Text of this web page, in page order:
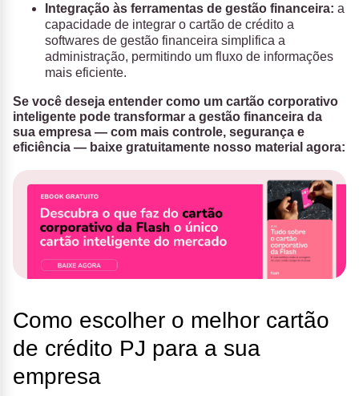
Integração às ferramentas de gestão financeira: a
capacidade de integrar o cartão de crédito a
softwares de gestão financeira simplifica a
administração, permitindo um fluxo de informações
mais eficiente.
Se você deseja entender como um cartão corporativo
inteligente pode transformar a gestão financeira da
sua empresa — com mais controle, segurança e
eficiência — baixe gratuitamente nosso material agora:
Como escolher o melhor cartão
de crédito PJ para a sua
empresa